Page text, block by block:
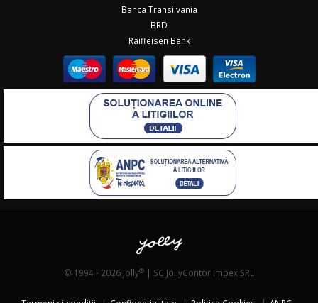
Banca Transilvania
BRD
Raiffeisen Bank
© 1994 - 2026 Jolly® | SC JollyContor Impex SRL